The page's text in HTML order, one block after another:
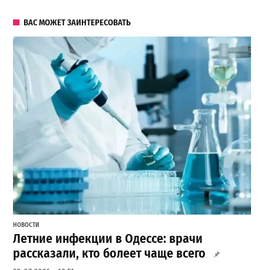
ВАС МОЖЕТ ЗАИНТЕРЕСОВАТЬ
НОВОСТИ
Летние инфекции в Одессе: врачи
рассказали, кто болеет чаще всего